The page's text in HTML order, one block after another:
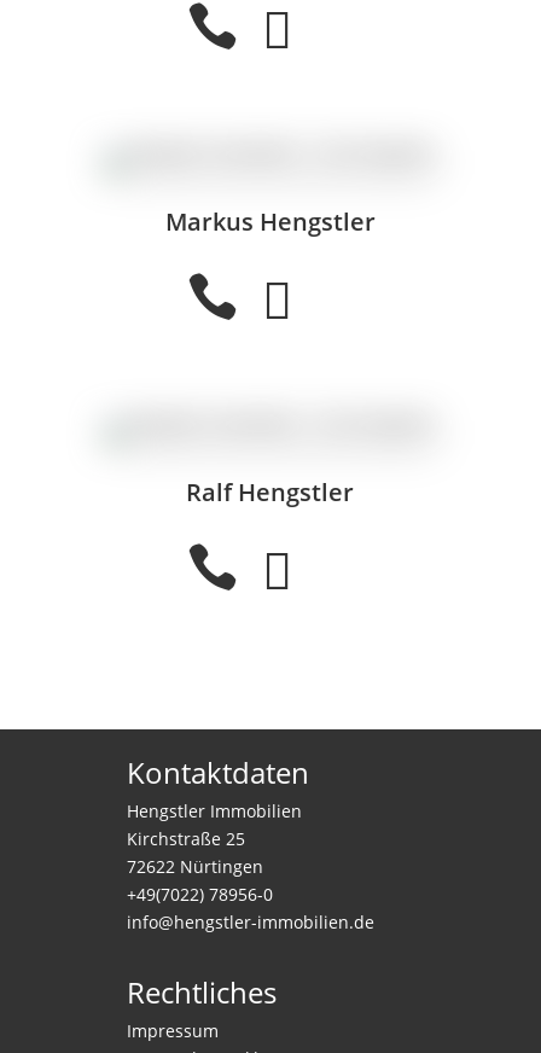
 
Markus Hengstler
 
Ralf Hengstler
 
Kontaktdaten
Hengstler Immobilien
Kirchstraße 25
72622 Nürtingen
+49(7022) 78956-0
info@hengstler-immobilien.de
Rechtliches
Impressum